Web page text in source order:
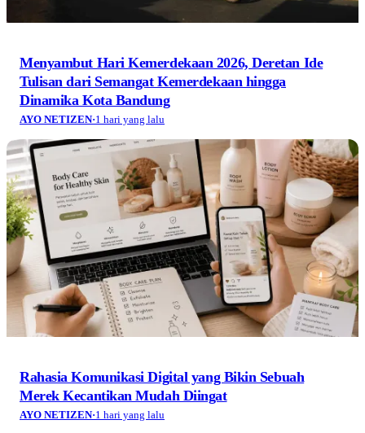
Menyambut Hari Kemerdekaan 2026, Deretan Ide
Tulisan dari Semangat Kemerdekaan hingga
Dinamika Kota Bandung
AYO NETIZEN·1 hari yang lalu
Rahasia Komunikasi Digital yang Bikin Sebuah
Merek Kecantikan Mudah Diingat
AYO NETIZEN·1 hari yang lalu